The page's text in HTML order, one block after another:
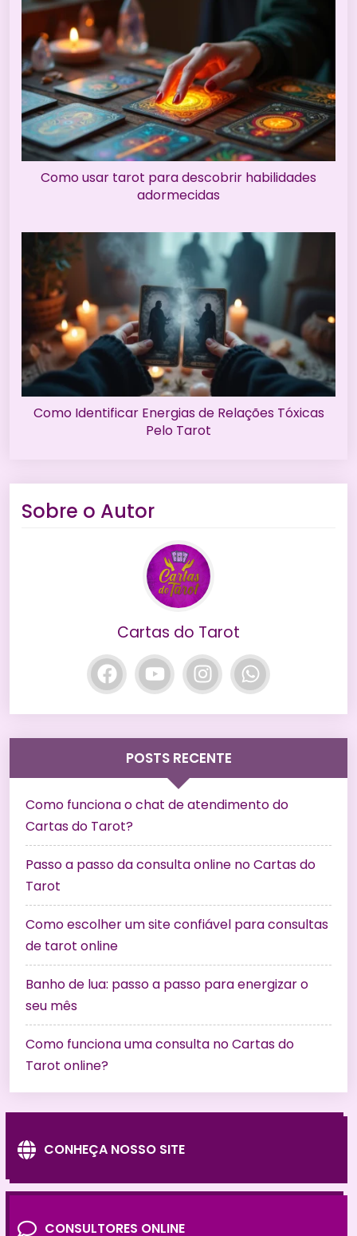
Como usar tarot para descobrir habilidades
adormecidas
Como Identificar Energias de Relações Tóxicas
Pelo Tarot
Sobre o Autor
Cartas do Tarot
POSTS RECENTE
Como funciona o chat de atendimento do
Cartas do Tarot?
Passo a passo da consulta online no Cartas do
Tarot
Como escolher um site confiável para consultas
de tarot online
Banho de lua: passo a passo para energizar o
seu mês
Como funciona uma consulta no Cartas do
Tarot online?
CONHEÇA NOSSO SITE
CONSULTORES ONLINE